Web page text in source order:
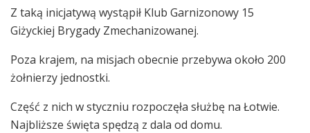
Z taką inicjatywą wystąpił Klub Garnizonowy 15
Giżyckiej Brygady Zmechanizowanej.
Poza krajem, na misjach obecnie przebywa około 200
żołnierzy jednostki.
Część z nich w styczniu rozpoczęła służbę na Łotwie.
Najbliższe święta spędzą z dala od domu.